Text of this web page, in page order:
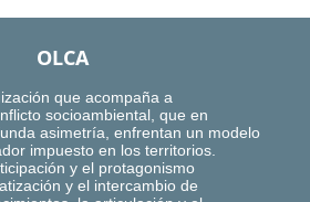
OLCA
que acompaña a
socioambiental, que en
asimetría, enfrentan un modelo
impuesto en los territorios.
y el protagonismo
y el intercambio de